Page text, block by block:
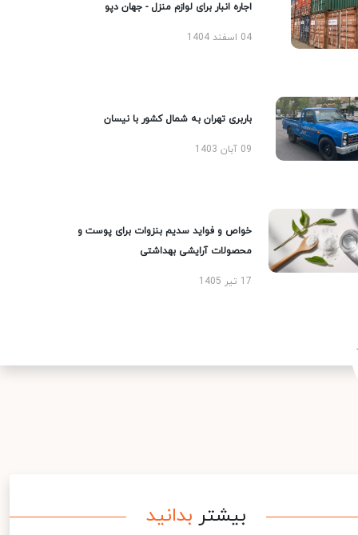
اجاره انبار برای لوازم منزل - جهان دپو
04 اسفند 1404
باربری تهران به شمال کشور با نیسان
09 آبان 1403
خواص و فواید سدیم بنزوات برای پوست و
محصولات آرایشی بهداشتی
17 تیر 1405
بیشتر بدانید